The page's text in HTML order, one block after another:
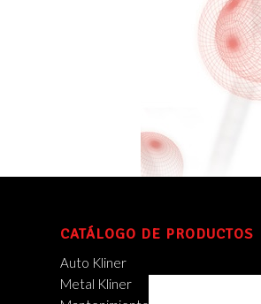
CATÁLOGO DE PRODUCTOS
Auto Kliner
Metal Kliner